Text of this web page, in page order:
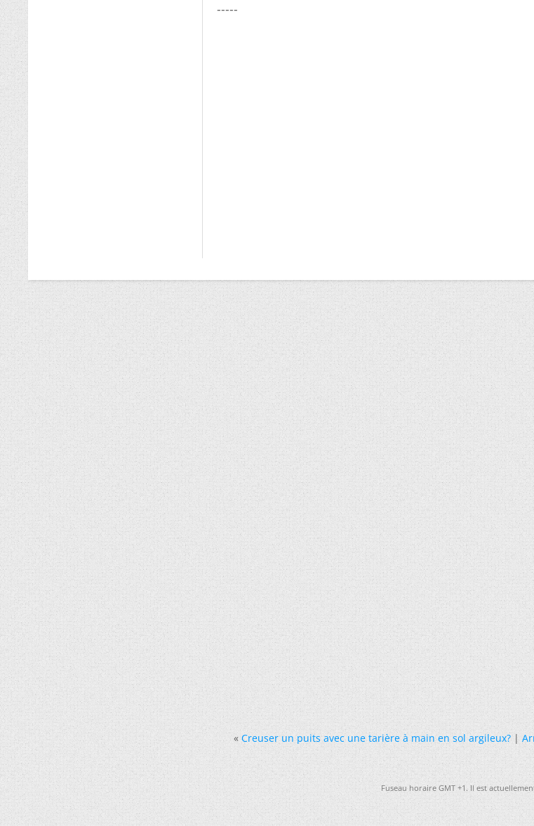
-----
« Creuser un puits avec une tarière à main en sol argileux?|
Fuseau horaire GMT +1. Il est